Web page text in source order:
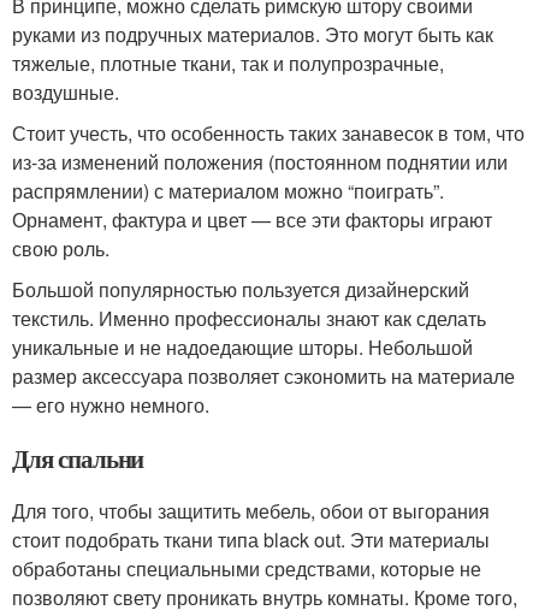
руками из подручных материалов. Это могут быть как
тяжелые, плотные ткани, так и полупрозрачные,
воздушные.
Стоит учесть, что особенность таких занавесок в том, что
из-за изменений положения (постоянном поднятии или
распрямлении) с материалом можно “поиграть”.
Орнамент, фактура и цвет — все эти факторы играют
свою роль.
Большой популярностью пользуется дизайнерский
текстиль. Именно профессионалы знают как сделать
уникальные и не надоедающие шторы. Небольшой
размер аксессуара позволяет сэкономить на материале
— его нужно немного.
Для спальни
Для того, чтобы защитить мебель, обои от выгорания
стоит подобрать ткани типа black out. Эти материалы
обработаны специальными средствами, которые не
позволяют свету проникать внутрь комнаты. Кроме того,